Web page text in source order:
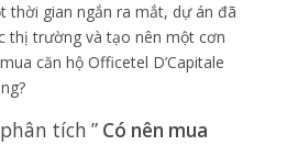
thời gian ngắn ra mắt, dự án đã
thị trường và tạo nên một cơn
căn hộ Officetel D’Capitale
tích ” Có nên mua